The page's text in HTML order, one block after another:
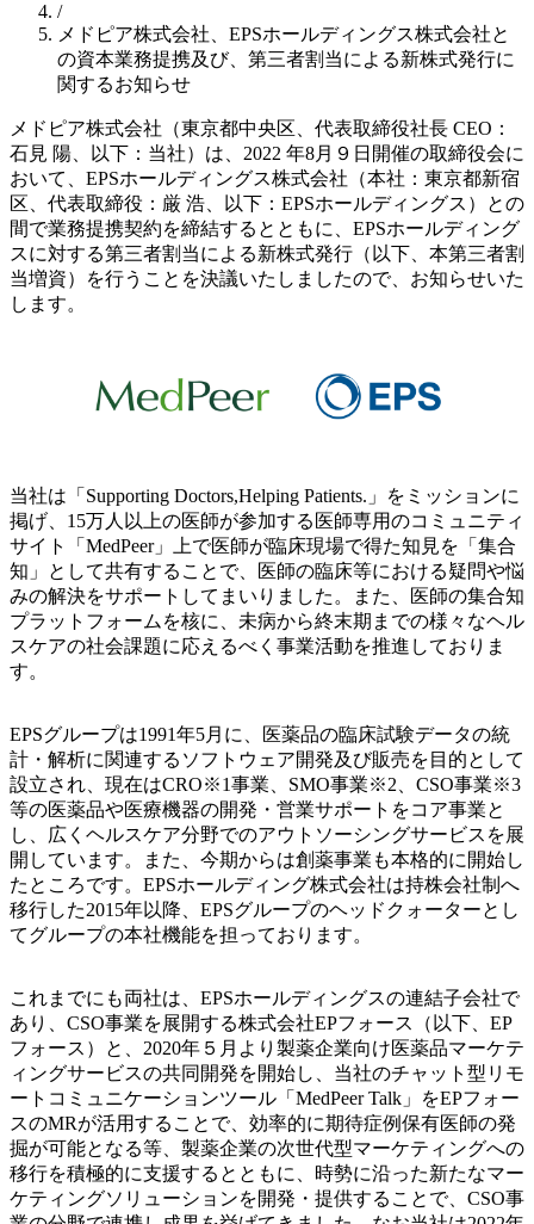
/
メドピア株式会社、EPSホールディングス株式会社と
の資本業務提携及び、第三者割当による新株式発行に
関するお知らせ
メドピア株式会社（東京都中央区、代表取締役社長 CEO：
石見 陽、以下：当社）は、2022 年8月９日開催の取締役会に
おいて、EPSホールディングス株式会社（本社：東京都新宿
区、代表取締役：厳 浩、以下：EPSホールディングス）との
間で業務提携契約を締結するとともに、EPSホールディング
スに対する第三者割当による新株式発行（以下、本第三者割
当増資）を行うことを決議いたしましたので、お知らせいた
します。
当社は「Supporting Doctors,Helping Patients.」をミッションに
掲げ、15万人以上の医師が参加する医師専用のコミュニティ
サイト「MedPeer」上で医師が臨床現場で得た知見を「集合
知」として共有することで、医師の臨床等における疑問や悩
みの解決をサポートしてまいりました。また、医師の集合知
プラットフォームを核に、未病から終末期までの様々なヘル
スケアの社会課題に応えるべく事業活動を推進しておりま
す。
EPSグループは1991年5月に、医薬品の臨床試験データの統
計・解析に関連するソフトウェア開発及び販売を目的として
設立され、現在はCRO※1事業、SMO事業※2、CSO事業※3
等の医薬品や医療機器の開発・営業サポートをコア事業と
し、広くヘルスケア分野でのアウトソーシングサービスを展
開しています。また、今期からは創薬事業も本格的に開始し
たところです。EPSホールディング株式会社は持株会社制へ
移行した2015年以降、EPSグループのヘッドクォーターとし
てグループの本社機能を担っております。
これまでにも両社は、EPSホールディングスの連結子会社で
あり、CSO事業を展開する株式会社EPフォース（以下、EP
フォース）と、2020年５月より製薬企業向け医薬品マーケテ
ィングサービスの共同開発を開始し、当社のチャット型リモ
ートコミュニケーションツール「MedPeer Talk」をEPフォー
スのMRが活用することで、効率的に期待症例保有医師の発
掘が可能となる等、製薬企業の次世代型マーケティングへの
移行を積極的に支援するとともに、時勢に沿った新たなマー
ケティングソリューションを開発・提供することで、CSO事